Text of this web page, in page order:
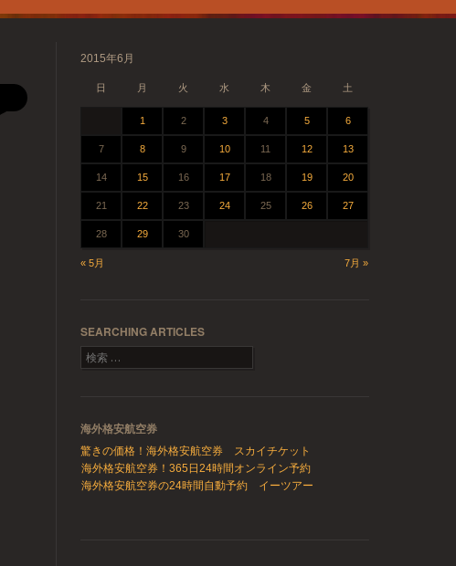
2015年6月
日 月 火 水 木 金 土
« 5月 7月 »
1 2 3 4 5 6
7 8 9 10 11 12 13
14 15 16 17 18 19 20
21 22 23 24 25 26 27
28 29 30
SEARCHING ARTICLES
検索
海外格安航空券
驚きの価格！海外格安航空券 スカイチケット
海外格安航空券！365日24時間オンライン予約
海外格安航空券の24時間自動予約 イーツアー